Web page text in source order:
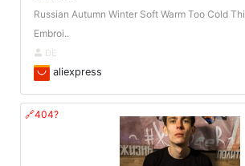
Russian Autumn Winter Soft Warm Too Cold
Embroi..
DE
aliexpress
🔗404?